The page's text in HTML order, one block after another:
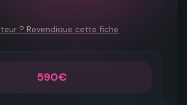
? Revendique cette fiche
590€